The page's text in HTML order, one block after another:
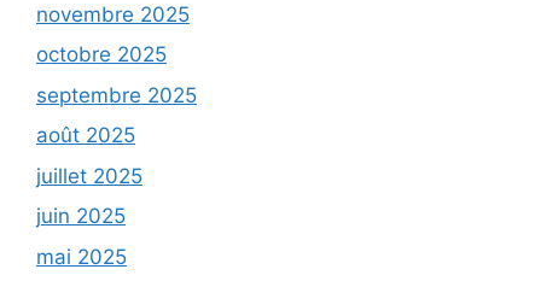
novembre 2025
octobre 2025
septembre 2025
août 2025
juillet 2025
juin 2025
mai 2025